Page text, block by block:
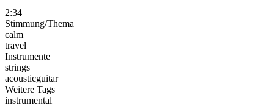
2:34
Stimmung/Thema
calm
travel
Instrumente
strings
acousticguitar
Weitere Tags
instrumental